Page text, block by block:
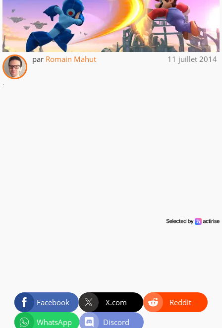
par Romain Mahut 11 juillet 2014
.
Facebook X.com
Reddit
WhatsApp
Discord